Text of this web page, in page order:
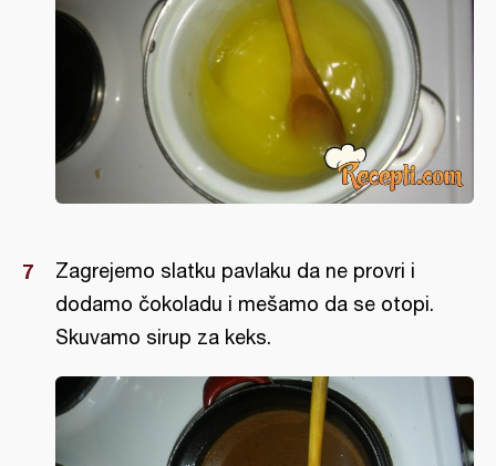
Zagrejemo slatku pavlaku da ne provri i
dodamo čokoladu i mešamo da se otopi.
Skuvamo sirup za keks.